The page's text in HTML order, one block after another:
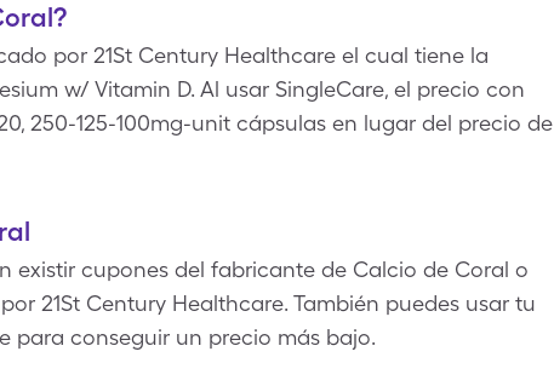
por 21St Century Healthcare el cual tiene la
w/ Vitamin D. Al usar SingleCare, el precio con
250-125-100mg-unit cápsulas en lugar del precio de
existir cupones del fabricante de Calcio de Coral o
21St Century Healthcare. También puedes usar tu
para conseguir un precio más bajo.